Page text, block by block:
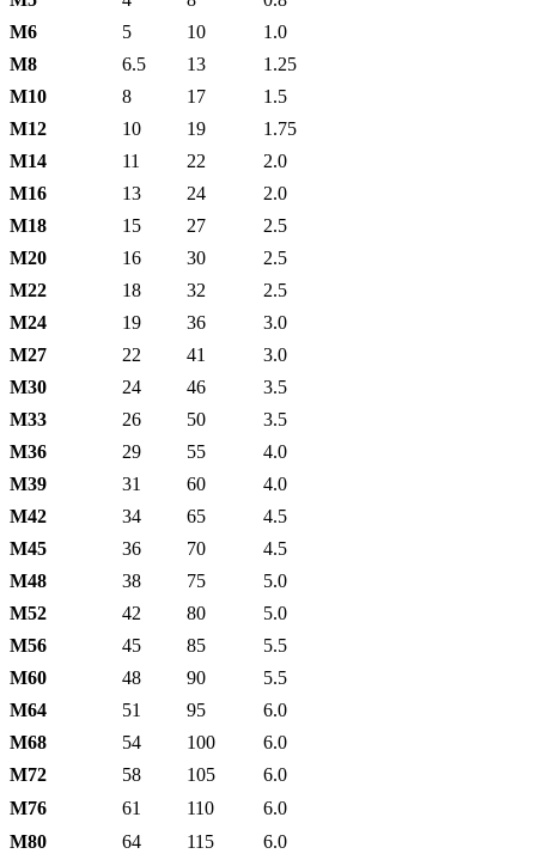
М6
5 10
1.0
М8
6.5 13
1.25
М10
8 17
1.5
М12
10 19
1.75
М14
11 22
2.0
М16
13 24
2.0
М18
15 27
2.5
М20
16 30
2.5
М22
18 32
2.5
М24
19 36
3.0
М27
22 41
3.0
М30
24 46
3.5
М33
26 50
3.5
М36
29 55
4.0
М39
31 60
4.0
М42
34 65
4.5
М45
36 70
4.5
М48
38 75
5.0
М52
42 80
5.0
М56
45 85
5.5
М60
48 90
5.5
М64
51 95
6.0
М68
54 100
6.0
М72
58 105
6.0
М76
61 110
6.0
М80
64 115 6.0